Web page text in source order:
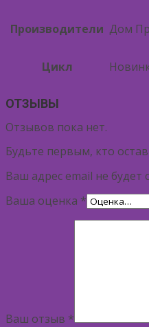
Производители Дом
Цикл
ОТЗЫВЫ
Отзывов пока нет.
Будьте первым, кто
Ваш адрес email не будет
Ваша оценка *
Ваш отзыв *